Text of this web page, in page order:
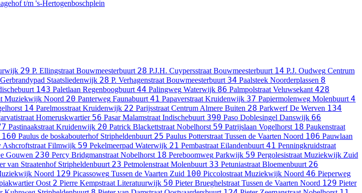
t/m 's-Hertogenboschplein
29 P. Ellingstraat Bouwmeesterbuurt 28 P.J.H. Cuypersstraat Bouwmeesterbuurt 14 P.J. Oudweg Centrum
Staatsliedenwijk 28 P. Verhagenstraat Bouwmeesterbuurt 34 Paalsteek Noorderplassen 8
143 Paletlaan Regenboogbuurt 44 Palingweg Waterwijk 86 Palmpolstraat Veluwsekant 428
Muziekwijk Noord 20 Panterweg Faunabuurt 41 Papaverstraat Kruidenwijk 37 Papiermolenweg Molenbuurt 4
14 Parelmosstraat Kruidenwijk 22 Parijsstraat Centrum Almere Buiten 28 Parkwerf De Werven 134
Homeruskwartier 56 Pasar Malamstraat Indischebuurt 390 Paso Doblesingel Danswijk 66
Pastinaakstraat Kruidenwijk 20 Patrick Blackettstraat Nobelhorst 59 Patrijslaan Vogelhorst 18 Paukenstraat
160 Paulus de boskabouterhof Stripheldenbuurt 25 Paulus Potterstraat Tussen de Vaarten Noord 106 Pauwlaan
Ashcroftstraat Filmwijk 59 Pekelmeerpad Waterwijk 21 Pembastraat Eilandenbuurt 41 Penningkruidstraat
Gouwen 230 Percy Bridgmanstraat Nobelhorst 18 Pereboomweg Parkwijk 59 Pergolesistraat Muziekwijk Zuid
van Straatenhof Stripheldenbuurt 23 Petmolenstraat Molenbuurt 33 Petuniastraat Bloemenbuurt 26
Noord 129 Picassoweg Tussen de Vaarten Zuid 100 Piccolostraat Muziekwijk Noord 46 Pieperweg
Oost 2 Pierre Kempstraat Literatuurwijk 50 Pieter Brueghelstraat Tussen de Vaarten Noord 129 Pieter